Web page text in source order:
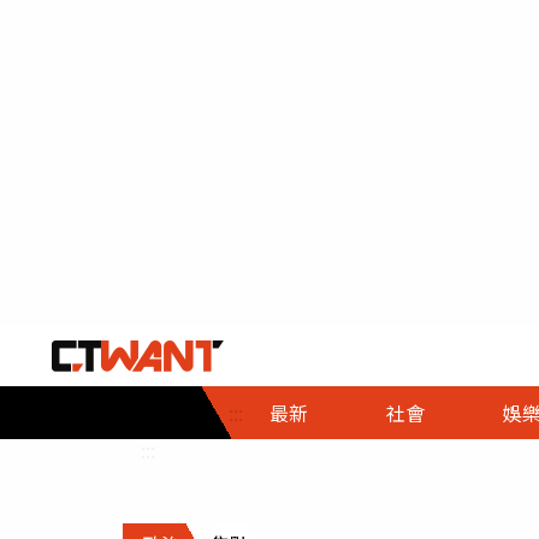
::: 最新 社會
社會首頁
時事
調查
娛樂
娛樂首頁
即時
財經首頁
熱線
政